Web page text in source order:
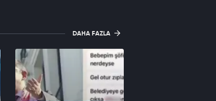
DAHA FAZLA